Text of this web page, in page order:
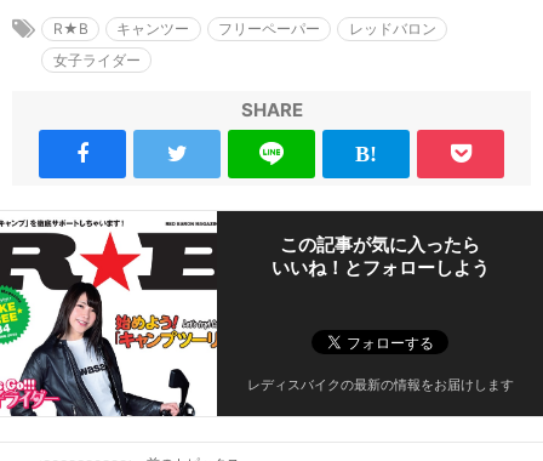
R★B キャンツー フリーペーパー
レッドバロン
女子ライダー
SHARE
この記事が気に入ったら
いいね！とフォローしよう
レディスバイクの最新の情報をお届けします